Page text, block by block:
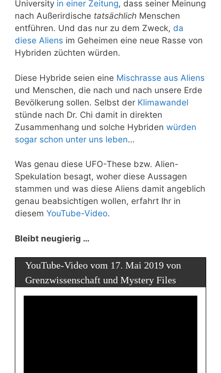
University in einer Zeitung, dass seiner Meinung
nach Außerirdische tatsächlich Menschen
entführen. Und das nur zu dem Zweck, da
diese Aliens im Geheimen eine neue Rasse von
Hybriden züchten würden.
Diese Hybride seien eine Mischrasse aus Aliens
und Menschen, die nach und nach unsere Erde
Bevölkerung sollen. Selbst der Klimawandel
stünde nach Dr. Chi damit in direkten
Zusammenhang und solche Hybriden würden
sogar schon unter uns leben…
Was genau diese UFO-These bzw. Alien-
Spekulation besagt, woher diese Aussagen
stammen und was diese Aliens damit angeblich
genau beabsichtigen wollen, erfahrt Ihr in
diesem YouTube-Video.
Bleibt neugierig …
YouTube-Video vom 17. Mai 2019 von
Grenzwissenschaft und Mystery Files